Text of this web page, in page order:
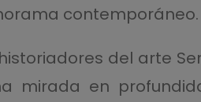
contemporáneo.
del arte
mirada en